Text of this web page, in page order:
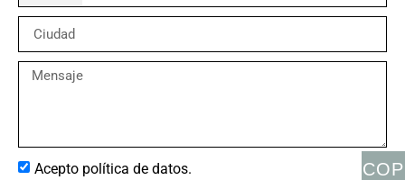
Acepto política de datos. COP